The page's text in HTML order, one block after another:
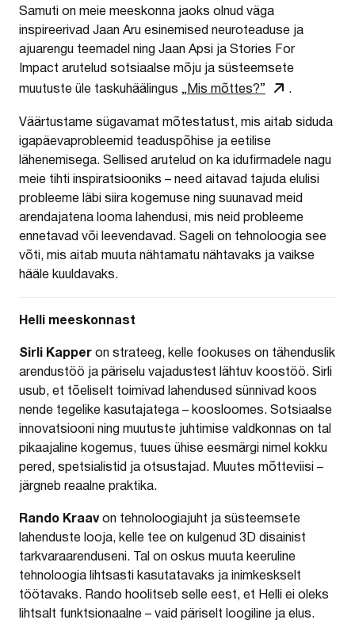
Samuti on meie meeskonna jaoks olnud väga
inspireerivad Jaan Aru esinemised neuroteaduse ja
ajuarengu teemadel ning Jaan Apsi ja Stories For
Impact arutelud sotsiaalse mõju ja süsteemsete
muutuste üle taskuhäälingus „Mis mõttes?”
.
Väärtustame sügavamat mõtestatust, mis aitab siduda
igapäevaprobleemid teaduspõhise ja eetilise
lähenemisega. Sellised arutelud on ka idufirmadele nagu
meie tihti inspiratsiooniks – need aitavad tajuda elulisi
probleeme läbi siira kogemuse ning suunavad meid
arendajatena looma lahendusi, mis neid probleeme
ennetavad või leevendavad. Sageli on tehnoloogia see
võti, mis aitab muuta nähtamatu nähtavaks ja vaikse
hääle kuuldavaks.
Helli meeskonnast
Sirli Kapperon strateeg, kelle fookuses on tähenduslik
arendustöö ja päriselu vajadustest lähtuv koostöö. Sirli
usub, et tõeliselt toimivad lahendused sünnivad koos
nende tegelike kasutajatega – koosloomes. Sotsiaalse
innovatsiooni ning muutuste juhtimise valdkonnas on tal
pikaajaline kogemus, tuues ühise eesmärgi nimel kokku
pered, spetsialistid ja otsustajad. Muutes mõtteviisi –
järgneb reaalne praktika.
Rando Kraavon tehnoloogiajuht ja süsteemsete
lahenduste looja, kelle tee on kulgenud 3D disainist
tarkvaraarenduseni. Tal on oskus muuta keeruline
tehnoloogia lihtsasti kasutatavaks ja inimkeskselt
töötavaks. Rando hoolitseb selle eest, et Helli ei oleks
lihtsalt funktsionaalne – vaid päriselt loogiline ja elus.